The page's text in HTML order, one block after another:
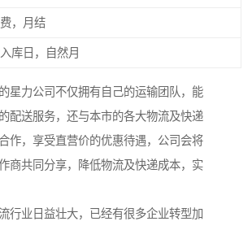
，月结
库日，自然月
星力公司不仅拥有自己的运输团队，能
配送服务，还与本市的各大物流及快递
作，享受直营价的优惠待遇，公司会将
商共同分享，降低物流及快递成本，实
行业日益壮大，已经有很多企业转型加